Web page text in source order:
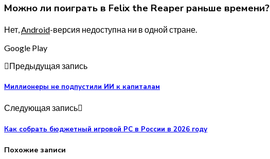
Можно ли поиграть в Felix the Reaper раньше времени?
Нет,Android-версия недоступна ни в одной стране.
Google Play
Предыдущая запись
Миллионеры не подпустили ИИ к капиталам
Следующая запись
Как собрать бюджетный игровой PC в России в 2026 году
Похожие записи